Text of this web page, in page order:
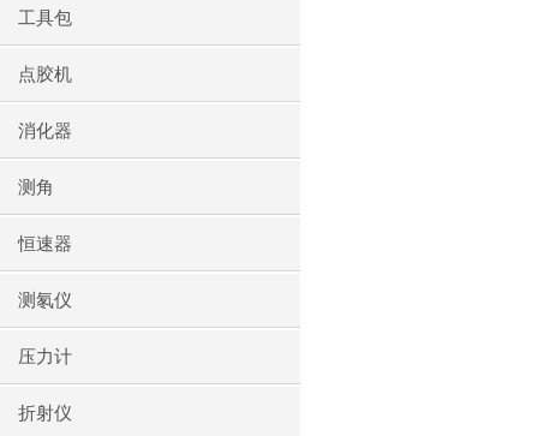
工具包
点胶机
消化器
测角
恒速器
测氡仪
压力计
折射仪